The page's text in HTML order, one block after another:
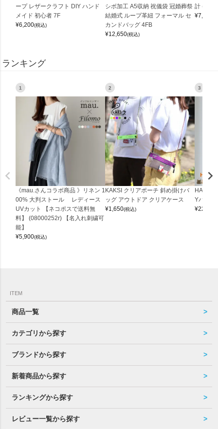
ープ レザークラフト DIY ハンド
メイド 初心者 7F
¥6,200(税込)
シボ加工 A5収納 祝儀袋 冠婚葬祭
結婚式 ループ革紐 フォーマル セ
カンドバッグ 4FB
¥12,650(税込)
計
¥7,150
ランキング
1
《mau.さんコラボ商品 》リネン 1
00% 大判ストール レディース
UVカット 【ネコポスで送料無
料】 (08000252r) 【名入れ刺繍可
能】
¥5,900(税込)
2
KAKSI クリアポーチ 斜め掛けバ
ッグ アウトドア クリアケース
¥1,650(税込)
3
Yバッグ
¥22,000
ITEM
商品一覧
カテゴリから探す
ブランドから探す
新着商品から探す
ランキングから探す
レビュー一覧から探す